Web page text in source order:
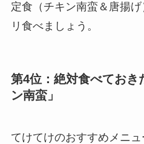
定食（チキン南蛮＆唐揚
リ食べましょう。
第4位：絶対食べておき
ン南蛮」
てけてけのおすすめメニュ